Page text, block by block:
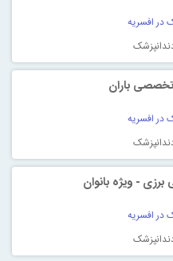
در افسریه
تخصصی باران
در افسریه
برزی - ویژه بانوان
در افسریه